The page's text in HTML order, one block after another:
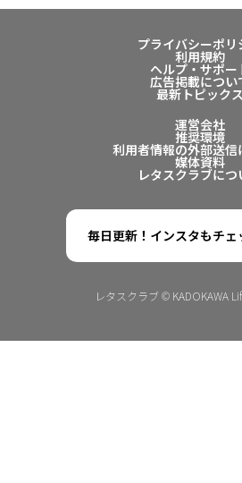
プライバシーポリ
利用規約
ヘルプ・サポー
広告掲載につい
最新トピックス
運営会社
推奨環境
利用者情報の外部送信
媒体資料
レタスクラブにつ
毎日更新！インスタもチェ
レタスクラブ © KADOKAWA